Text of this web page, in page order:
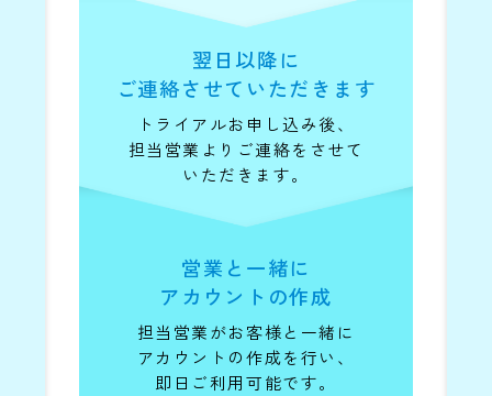
翌日以降に
ご連絡させていただきます
トライアルお申し込み後、
担当営業より ご連絡をさせて
いただきます。
営業と一緒に
アカウントの作成
担当営業がお客様と一緒に
アカウントの作成を行い、
即日ご利用可能です。